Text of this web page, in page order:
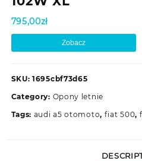
795,00zł
Zobacz
SKU: 1695cbf73d65
Category: Opony letnie
Tags: audi a5 otomoto, fiat 500,